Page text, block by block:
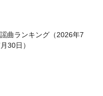
曲ランキング（2026年7
30日）